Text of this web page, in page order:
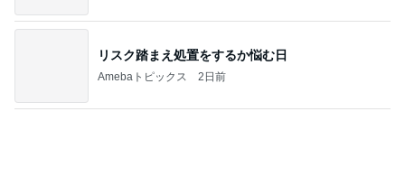
リスク踏まえ処置をするか悩む日
Amebaトピックス 2日前